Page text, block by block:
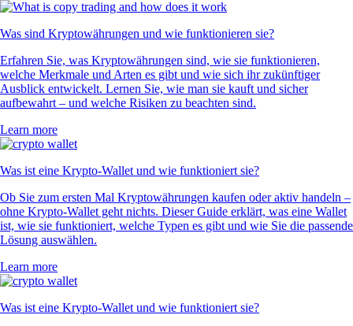
Was sind Kryptowährungen und wie funktionieren sie?
Erfahren Sie, was Kryptowährungen sind, wie sie funktionieren,
welche Merkmale und Arten es gibt und wie sich ihr zukünftiger
Ausblick entwickelt. Lernen Sie, wie man sie kauft und sicher
aufbewahrt – und welche Risiken zu beachten sind.
Learn more
Was ist eine Krypto-Wallet und wie funktioniert sie?
Ob Sie zum ersten Mal Kryptowährungen kaufen oder aktiv handeln –
ohne Krypto-Wallet geht nichts. Dieser Guide erklärt, was eine Wallet
ist, wie sie funktioniert, welche Typen es gibt und wie Sie die passende
Lösung auswählen.
Learn more
Was ist eine Krypto-Wallet und wie funktioniert sie?